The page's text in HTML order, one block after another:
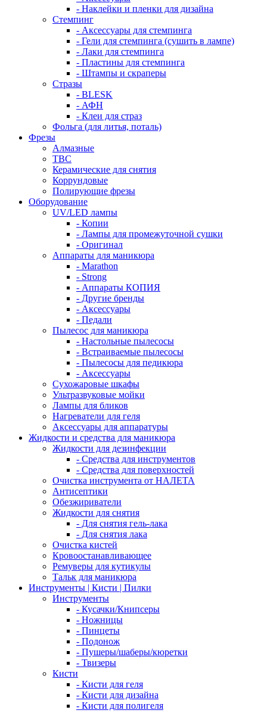
- Наклейки и пленки для дизайна
Стемпинг
- Аксессуары для стемпинга
- Гели для стемпинга (сушить в лампе)
- Лаки для стемпинга
- Пластины для стемпинга
- Штампы и скраперы
Стразы
- BLESK
- АФН
- Клеи для страз
Фольга (для литья, поталь)
Фрезы
Алмазные
ТВС
Керамические для снятия
Коррундовые
Полирующие фрезы
Оборудование
UV/LED лампы
- Копии
- Лампы для промежуточной сушки
- Оригинал
Аппараты для маникюра
- Marathon
- Strong
- Аппараты КОПИЯ
- Другие бренды
- Аксессуары
- Педали
Пылесос для маникюра
- Настольные пылесосы
- Встраиваемые пылесосы
- Пылесосы для педикюра
- Аксессуары
Сухожаровые шкафы
Ультразвуковые мойки
Лампы для бликов
Нагреватели для геля
Аксессуары для аппаратуры
Жидкости и средства для маникюра
Жидкости для дезинфекции
- Средства для инструментов
- Средства для поверхностей
Очистка инструмента от НАЛЕТА
Антисептики
Обезжириватели
Жидкости для снятия
- Для снятия гель-лака
- Для снятия лака
Очистка кистей
Кровоостанавливающее
Ремуверы для кутикулы
Тальк для маникюра
Инструменты | Кисти | Пилки
Инструменты
- Кусачки/Книпсеры
- Ножницы
- Пинцеты
- Подонож
- Пушеры/шаберы/кюретки
- Твизеры
Кисти
- Кисти для геля
- Кисти для дизайна
- Кисти для полигеля